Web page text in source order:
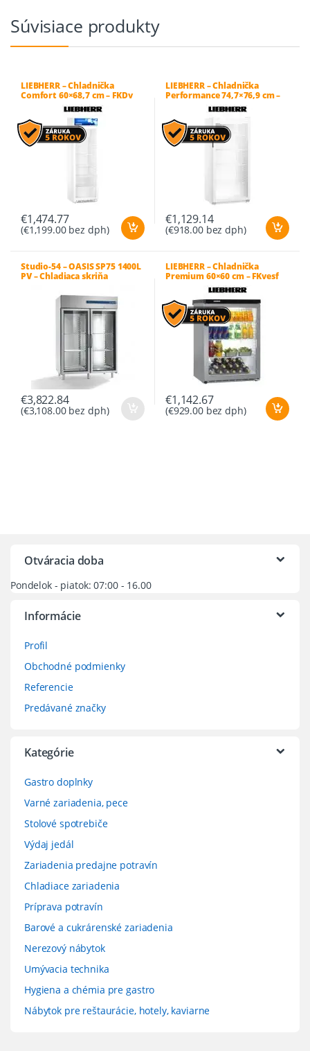
Súvisiace produkty
LIEBHERR – Chladnička
Comfort 60×68,7 cm – FKDv
€1,474.77
(€1,199.00bez dph)
LIEBHERR – Chladnička
Performance 74,7×76,9 cm –
MRFvc 5511
€1,129.14
(€918.00bez dph)
Studio-54 – OASIS SP75 1400L
PV – Chladiaca skriňa
€3,822.84
(€3,108.00bez dph)
LIEBHERR – Chladnička
Premium 60×60 cm – FKvesf
€1,142.67
(€929.00bez dph)
Otváracia doba
Pondelok - piatok: 07:00 - 16.00
Informácie
Profil
Obchodné podmienky
Referencie
Predávané značky
Kategórie
Gastro doplnky
Varné zariadenia, pece
Stolové spotrebiče
Výdaj jedál
Zariadenia predajne potravín
Chladiace zariadenia
Príprava potravín
Barové a cukrárenské zariadenia
Nerezový nábytok
Umývacia technika
Hygiena a chémia pre gastro
Nábytok pre reštaurácie, hotely, kaviarne